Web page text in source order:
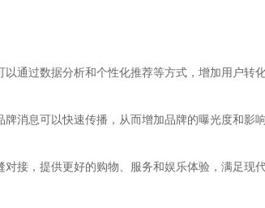
通过数据分析和个性化推荐等方式，增加用户转
消息可以快速传播，从而增加品牌的曝光度和影响
接，提供更好的购物、服务和娱乐体验，满足现代